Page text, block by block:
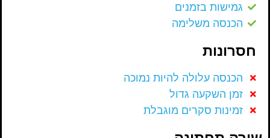
גמישות בזמנים
הכנסה משלימה
חסרונות
הכנסה עלולה להיות נמוכה
זמן השקעה גדול
זמינות סקרים מוגבלת